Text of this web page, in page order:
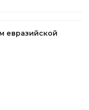
евразийской